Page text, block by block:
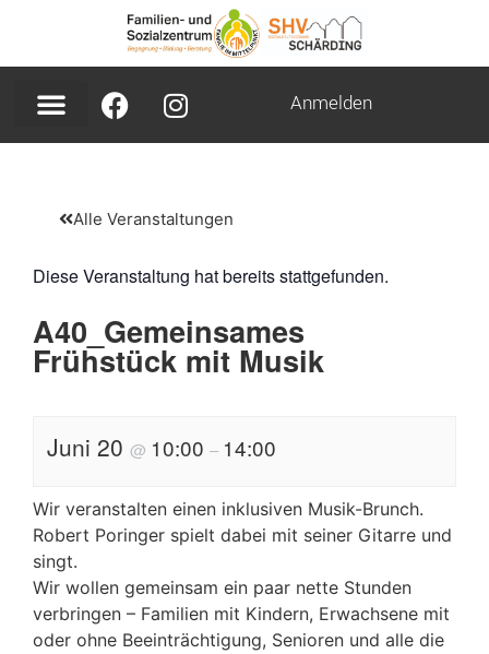
Anmelden
Alle Veranstaltungen
Diese Veranstaltung hat bereits stattgefunden.
A40_Gemeinsames
Frühstück mit Musik
Juni 20 @ 10:00 – 14:00
Wir veranstalten einen inklusiven Musik-Brunch.
Robert Poringer spielt dabei mit seiner Gitarre und
singt.
Wir wollen gemeinsam ein paar nette Stunden
verbringen – Familien mit Kindern, Erwachsene mit
oder ohne Beeinträchtigung, Senioren und alle die